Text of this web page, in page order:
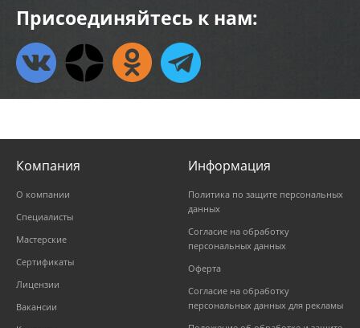
Присоединяйтесь к нам:
Компания
О компании
Специалисты
Мастерские
Сертификаты
Лицензии
Вакансии
Информация
Политика по защите персональных
данных
Согласие на обработку
персональных данных
Оферта
Согласие на обработку
персональных данных для рекламы